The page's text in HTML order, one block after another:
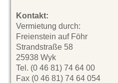
Kontakt:
Vermietung durch:
Freienstein auf Föhr
Strandstraße 58
25938 Wyk
Tel. (0 46 81) 74 64 00
Fax (0 46 81) 74 64 054